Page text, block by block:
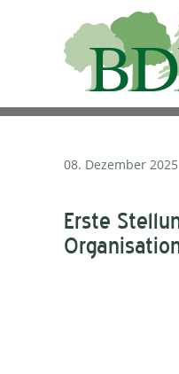
08. Dezember 2025
Erste